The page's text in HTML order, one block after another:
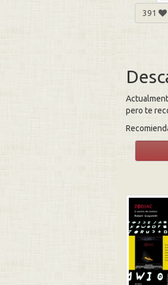
391
pero te